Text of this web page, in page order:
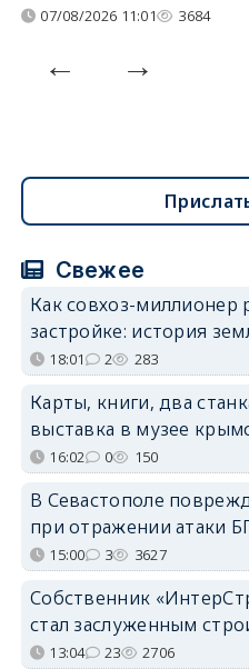
07/08/2026 11:01 3684
Свежее
Как совхоз-миллионер
застройке: история
18:01 2 283
Карты, книги, два
выставка в музее
16:02 0 150
В Севастополе
при отражении атаки
15:00 3 3627
Собственник
стал заслуженным
13:04 23 2706